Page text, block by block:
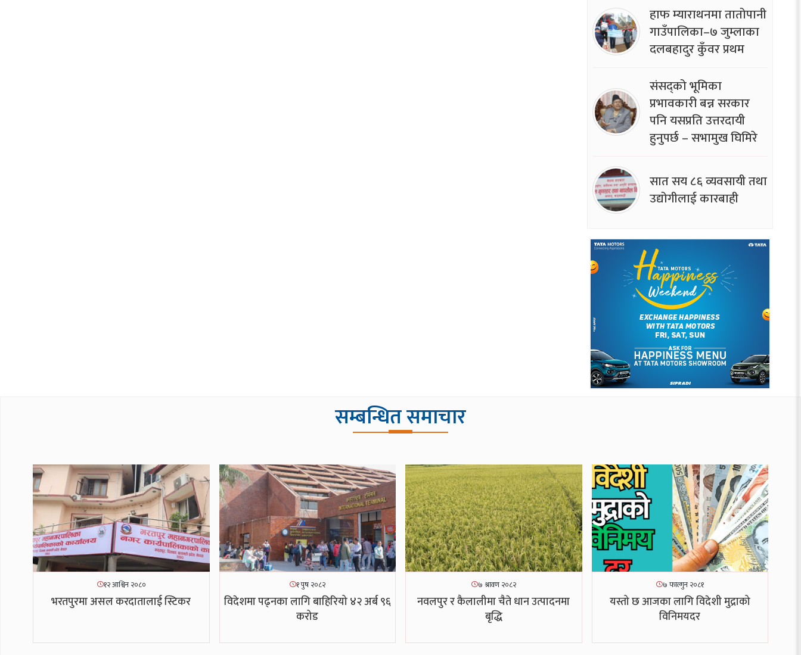
हाफ म्याराथनमा तातोपानी
गाउँपालिका–७ जुम्लाका
दलबहादुर कुँवर प्रथम
संसद्को भूमिका
प्रभावकारी बन्न सरकार
पनि यसप्रति उत्तरदायी
हुनुपर्छ – सभामुख घिमिरे
सात सय ८६ व्यवसायी तथा
उद्योगीलाई कारबाही
सम्बन्धित समाचार
१२ आश्विन २०८०
भरतपुरमा असल करदातालाई स्टिकर
१ पुष २०८२
विदेशमा पढ्नका लागि बाहिरियो ४२ अर्ब ९६
करोड
७ श्रावण २०८२
नवलपुर र कैलालीमा चैते धान उत्पादनमा
बृद्धि
७ फाल्गुन २०८१
यस्तो छ आजका लागि विदेशी मुद्राको
विनिमयदर